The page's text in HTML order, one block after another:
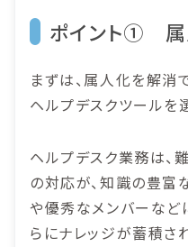
ポイント① 属
まずは、属人化を解消
ヘルプデスクツールを
ヘルプデスク業務は、
の対応が、知識の豊
や優秀なメンバーなど
らにナレッジが蓄積さ